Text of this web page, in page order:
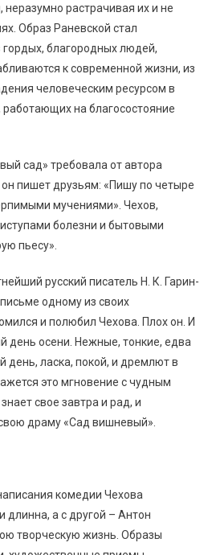
растрачивая их и не
Образ Раневской стал
благородных людей,
к современной жизни, из
человеческим ресурсом в
на благосостояние
сад» требовала от автора
пишет друзьям: «Пишу по четыре
мучениями». Чехов,
болезни и бытовыми
пьесу».
русский писатель Н. К. Гарин-
одному из своих
и полюбил Чехова. Плох он. И
день осени. Нежные, тонкие, едва
день, ласка, покой, и дремлют в
это мгновение с чудным
свое завтра и рад, и
драму «Сад вишневый».
комедии Чехова
длинна, а с другой – Антон
творческую жизнь. Образы